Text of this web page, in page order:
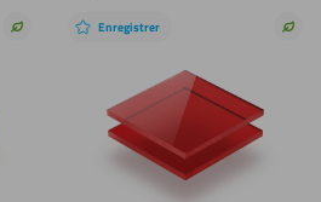
Choix
Enregistrer